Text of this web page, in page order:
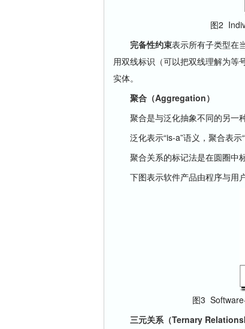
图2
完备性约束表示所有子类型在
用双线标识（可以把双线理解为等
实体。
聚合（Aggregation）
聚合是与泛化抽象不同的另一种
泛化表示“is-a”语义，聚合表示
聚合关系的标记法是在圆圈中标
下图表示软件产品由程序与用户
图3
三元关系（Ternary